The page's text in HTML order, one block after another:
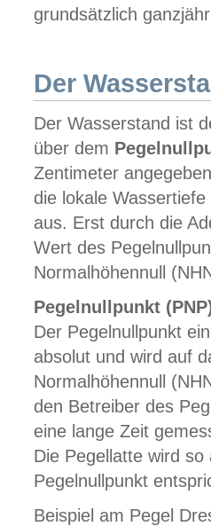
grundsätzlich
Der
Der Wasserstand ist
über dem
Zentimeter
die lokale
aus. Erst durch die
Wert des
Normalhöhennull
Pegelnullpunkt
Der Pegelnullpunkt
absolut und wird auf
Normalhöhennull
den Betreiber des
eine lange Zeit
Die Pegellatte wird
Pegelnullpunkt
Beispiel am Pegel